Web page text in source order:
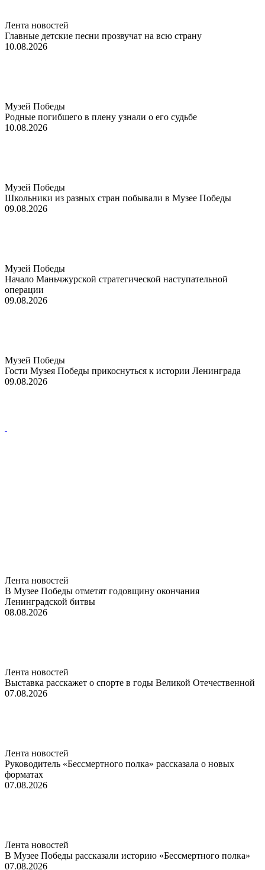
Лента новостей
Главные детские песни прозвучат на всю страну
10.08.2026
Музей Победы
Родные погибшего в плену узнали о его судьбе
10.08.2026
Музей Победы
Школьники из разных стран побывали в Музее Победы
09.08.2026
Музей Победы
Начало Маньчжурской стратегической наступательной
операции
09.08.2026
Музей Победы
Гости Музея Победы прикоснуться к истории Ленинграда
09.08.2026
Лента новостей
В Музее Победы отметят годовщину окончания
Ленинградской битвы
08.08.2026
Лента новостей
Выставка расскажет о спорте в годы Великой Отечественной
07.08.2026
Лента новостей
Руководитель «Бессмертного полка» рассказала о новых
форматах
07.08.2026
Лента новостей
В Музее Победы рассказали историю «Бессмертного полка»
07.08.2026